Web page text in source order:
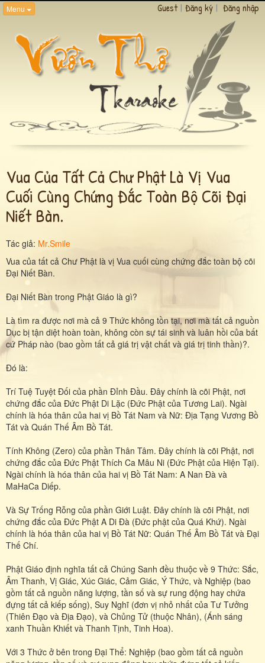
Menu Guest | Đăng ký | Đăng nhập
Vua Của Tất Cả Chư Phật Là Vị Vua
Cuối Cùng Chứng Đắc Toàn Bộ Cõi Đại
Niết Bàn.
Tác giả: Mr.Smile
Vua của tất cả Chư Phật là vị Vua cuối cùng chứng đắc toàn bộ cõi
Đại Niết Bàn.
Đại Niết Bàn trong Phật Giáo là gì?
Là tìm ra được nơi mà cả 9 Thức không tồn tại, nơi mà tất cả nguồn
Dục bị tận diệt hoàn toàn, không còn sự tái sinh và luân hồi của bất
cứ Pháp nào (bao gồm tất cả giá trị vật chất và giá trị tinh thần)?.
Đó là:
Trí Tuệ Tuyệt Đối của phần Đỉnh Đầu. Đây chính là cõi Phật, nơi
chứng đắc của Đức Phật Di Lặc (Đức Phật của Tương Lai). Ngài
chính là hóa thân của hai vị Bồ Tát Nam và Nữ: Địa Tạng Vương Bồ
Tát và Quán Thế Âm Bồ Tát.
Tính Không (Zero) của phần Thân Tâm. Đây chính là cõi Phật, nơi
chứng đắc của Đức Phật Thích Ca Mâu Ni (Đức Phật của Hiện Tại).
Ngài chính là hóa thân của hai vị Bồ Tát Nam: A Nan Đà và
MaHaCa Diếp.
Và Sự Trống Rỗng của phần Giới Luật. Đây chính là cõi Phật, nơi
chứng đắc của Đức Phật A Di Đà (Đức phật của Quá Khứ). Ngài
chính là hóa thân của hai vị Bồ Tát Nữ: Quán Thế Âm Bồ Tát và Đại
Thế Chí.
Phật Giáo định nghĩa tất cả Chúng Sanh đều thuộc về 9 Thức: Sắc,
Âm Thanh, Vị Giác, Xúc Giác, Cảm Giác, Ý Thức, và Nghiệp (bao
gồm tất cả nguồn năng lượng, tần số và sự rung động hay chứa
đựng tất cả kiếp sống), Suy Nghĩ (đơn vị nhỏ nhất của Tư Tưởng
(Thiên Đạo và Địa Đạo), và Chủng Tử (thuộc Nhân), (Ánh sáng
xanh Thuần Khiết và Thanh Tịnh, Tinh Hoa).
Với 3 Thức ở bên trong Đại Thể: Nghiệp (bao gồm tất cả nguồn